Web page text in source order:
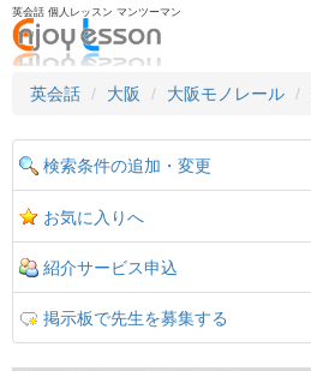
英会話 個人レッスン マンツーマン
英会話
大阪 大阪モノレール
検索条件の追加・変更
お気に入りへ
紹介サービス申込
掲示板で先生を募集する